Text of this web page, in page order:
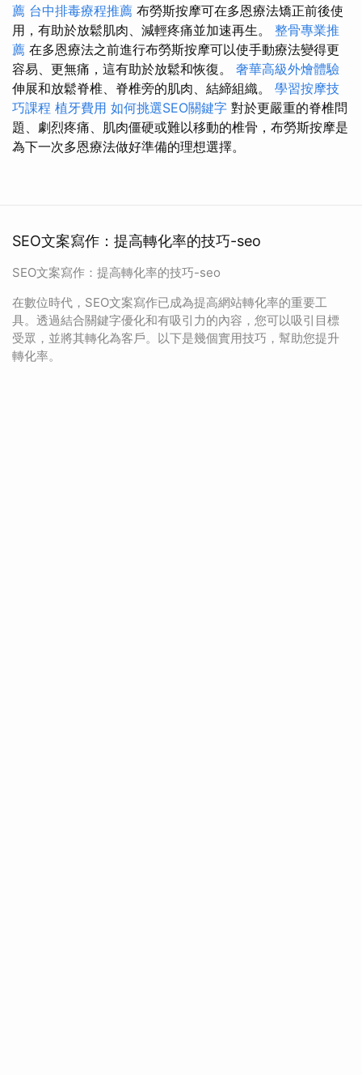
薦 台中排毒療程推薦 布勞斯按摩可在多恩療法矯正前後使
用，有助於放鬆肌肉、減輕疼痛並加速再生。 整骨專業推
薦 在多恩療法之前進行布勞斯按摩可以使手動療法變得更
容易、更無痛，這有助於放鬆和恢復。 奢華高級外燴體驗
伸展和放鬆脊椎、脊椎旁的肌肉、結締組織。 學習按摩技
巧課程 植牙費用 如何挑選SEO關鍵字 對於更嚴重的脊椎問
題、劇烈疼痛、肌肉僵硬或難以移動的椎骨，布勞斯按摩是
為下一次多恩療法做好準備的理想選擇。
SEO文案寫作：提高轉化率的技巧-seo
SEO文案寫作：提高轉化率的技巧-seo
在數位時代，SEO文案寫作已成為提高網站轉化率的重要工
具。透過結合關鍵字優化和有吸引力的內容，您可以吸引目標
受眾，並將其轉化為客戶。以下是幾個實用技巧，幫助您提升
轉化率。